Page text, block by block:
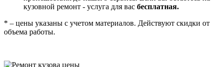
кузовной ремонт - услуга для вас бесплатная.
* – цены указаны с учетом материалов. Действуют скидки от
объема работы.